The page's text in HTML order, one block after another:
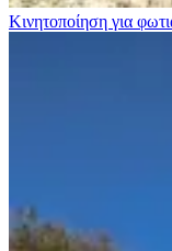
Κινητοποίηση για